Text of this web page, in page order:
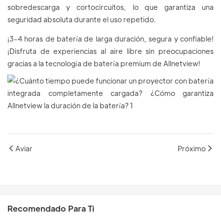
sobredescarga y cortocircuitos, lo que garantiza una
seguridad absoluta durante el uso repetido.
¡3-4 horas de batería de larga duración, segura y confiable!
¡Disfruta de experiencias al aire libre sin preocupaciones
gracias a la tecnología de batería premium de Allnetview!
Aviar Próximo
Recomendado Para Ti